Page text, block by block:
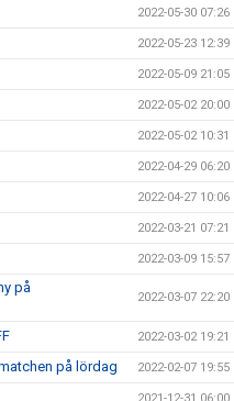
2022-05-30 07:26
2022-05-23 12:39
2022-05-09 21:05
2022-05-02 20:00
2022-05-02 10:31
2022-04-29 06:20
2022-04-27 10:06
2022-03-21 07:21
2022-03-09 15:57
på
2022-03-07 22:20
2022-03-02 19:21
på lördag 2022-02-07 19:55